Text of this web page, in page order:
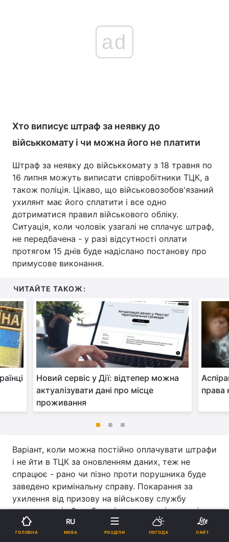
ad
Хто виписує штраф за неявку до
військкомату і чи можна його не платити
Штраф за неявку до військкомату з 18 травня по
16 липня можуть виписати співробітники ТЦК, а
також поліція. Цікаво, що військовозобов'язаний
ухилянт має його сплатити і все одно
дотриматися правил військового обліку.
Ситуація, коли чоловік узагалі не сплачує штраф,
не передбачена - у разі відсутності оплати
протягом 15 днів буде надіслано постанову про
примусове виконання.
ЧИТАЙТЕ ТАКОЖ:
Новий сервіс у Дії: відтепер можна
актуалізувати дані про місце
проживання
права
Варіант, коли можна постійно оплачувати штрафи
і не йти в ТЦК за оновленням даних, теж не
спрацює - рано чи пізно проти порушника буде
заведено кримінальну справу. Покарання за
ухилення від призову на військову службу
становить від 3 до 5 років залежно від статті.
Реклама
ГОЛОВНА
RU
МОВА РОЗДІЛИ ПОГОДА ЛАЙТ